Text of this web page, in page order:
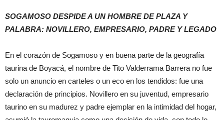
SOGAMOSO DESPIDE A UN HOMBRE DE PLAZA Y
PALABRA: NOVILLERO, EMPRESARIO, PADRE Y LEGADO
En el corazón de Sogamoso y en buena parte de la geografía
taurina de Boyacá, el nombre de Tito Valderrama Barrera no fue
solo un anuncio en carteles o un eco en los tendidos: fue una
declaración de principios. Novillero en su juventud, empresario
taurino en su madurez y padre ejemplar en la intimidad del hogar,